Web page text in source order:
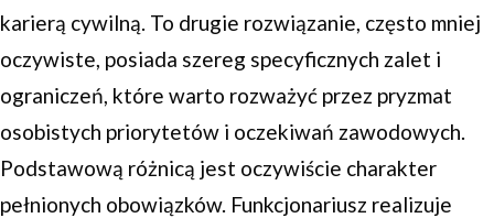
karierą cywilną. To drugie rozwiązanie, często mniej
oczywiste, posiada szereg specyficznych zalet i
ograniczeń, które warto rozważyć przez pryzmat
osobistych priorytetów i oczekiwań zawodowych.
Podstawową różnicą jest oczywiście charakter
pełnionych obowiązków. Funkcjonariusz realizuje